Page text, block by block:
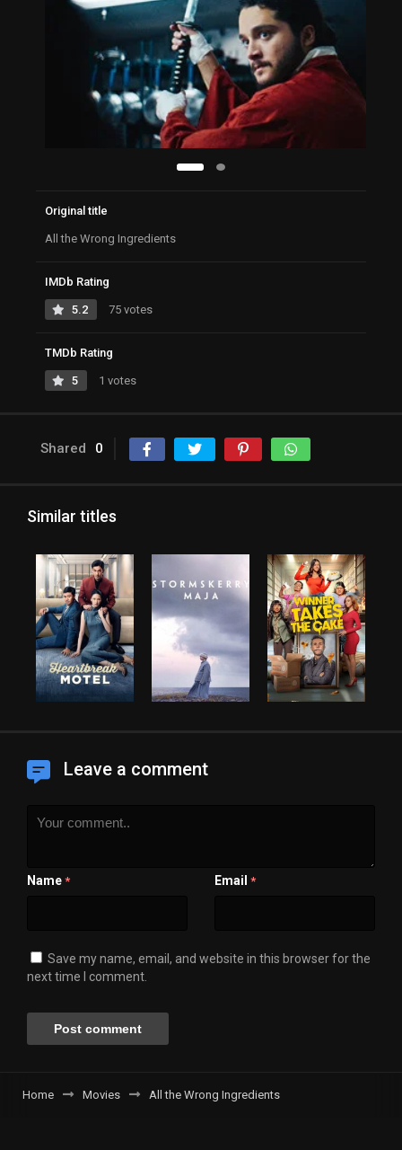
Original title
All the Wrong Ingredients
IMDb Rating
5.2 75 votes
TMDb Rating
5 1 votes
Shared 0
Similar titles
Leave a comment
Name * Email *
Save my name, email, and website in this browser for the
next time I comment.
Home Movies All the Wrong Ingredients